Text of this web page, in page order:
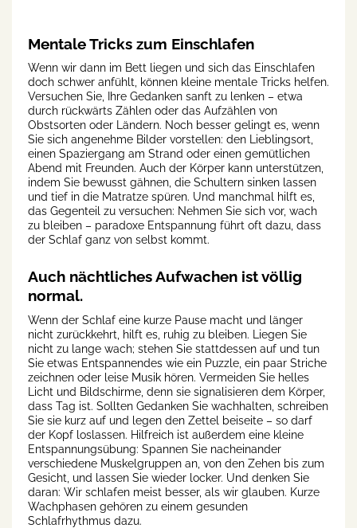
Mentale Tricks zum Einschlafen
Wenn wir dann im Bett liegen und sich das Einschlafen
doch schwer anfühlt, können kleine mentale Tricks helfen.
Versuchen Sie, Ihre Gedanken sanft zu lenken – etwa
durch rückwärts Zählen oder das Aufzählen von
Obstsorten oder Ländern. Noch besser gelingt es, wenn
Sie sich angenehme Bilder vorstellen: den Lieblingsort,
einen Spaziergang am Strand oder einen gemütlichen
Abend mit Freunden. Auch der Körper kann unterstützen,
indem Sie bewusst gähnen, die Schultern sinken lassen
und tief in die Matratze spüren. Und manchmal hilft es,
das Gegenteil zu versuchen: Nehmen Sie sich vor, wach
zu bleiben – paradoxe Entspannung führt oft dazu, dass
der Schlaf ganz von selbst kommt.
Auch nächtliches Aufwachen ist völlig
normal.
Wenn der Schlaf eine kurze Pause macht und länger
nicht zurückkehrt, hilft es, ruhig zu bleiben. Liegen Sie
nicht zu lange wach; stehen Sie stattdessen auf und tun
Sie etwas Entspannendes wie ein Puzzle, ein paar Striche
zeichnen oder leise Musik hören. Vermeiden Sie helles
Licht und Bildschirme, denn sie signalisieren dem Körper,
dass Tag ist. Sollten Gedanken Sie wachhalten, schreiben
Sie sie kurz auf und legen den Zettel beiseite – so darf
der Kopf loslassen. Hilfreich ist außerdem eine kleine
Entspannungsübung: Spannen Sie nacheinander
verschiedene Muskelgruppen an, von den Zehen bis zum
Gesicht, und lassen Sie wieder locker. Und denken Sie
daran: Wir schlafen meist besser, als wir glauben. Kurze
Wachphasen gehören zu einem gesunden
Schlafrhythmus dazu.